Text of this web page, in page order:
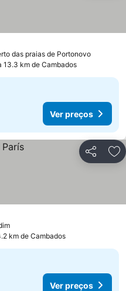
das praias de Portonovo
13.3 km de Cambados
Ver preços
Partilhar
km de Cambados
Ver preços